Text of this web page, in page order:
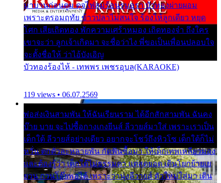
มาบานก่อนตูม ดุจไฟสุมร้อนรุมอุรา บัวทองผ่ายผอม
เพราะตรอมฤทัย ข้าวปลาไม่สนใจ ร้องไห้ลูกเดียว หยุด
โศก เสียเถิดทอง พักความเศร้าหมอง เถิดทองจ๋า ถึงใคร
เขาจะว่า ลูกเจ้าเกิดมา จะชื่อว่าไง พี่ขอเป็นเพื่อนปลอบใจ
จะตั้งชื่อให้ ว่าไอ้บังเอิญ
บัวทองร้องไห้ - เทพพร เพชรอุบล(KARAOKE)
119 views • 06.07.2569
พ่อส่งเงินสามพัน ให้ฉันเรียนราม ได้อีกสักสามพัน ฉันคง
บ๊าย บาย จะไปซื้อกางเกงยีนส์ ลีวายส์มาใส่ เพราะเราเป็น
เด็กใต้ ลีวายส์อย่างเดียว อยากจะโชว์ถึงหิวโซ เด็กใต้ก็ไม่
หวั่น ตกตัวละหลายพัน กัดฟันซื้อมา ให้เด็กเทพเหลียวมอง
และต้องรู้ว่า เด็กใต้ไม่ธรรมดา แต่สุดยอด เดินโยกย้ายเย
ยวน กวนโอ๊ยพอได้ เพราะว่านุ่งลีวายส์ ตัวใหม่ใส่มา เดิน